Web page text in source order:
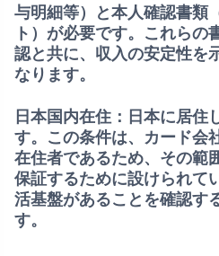
与明細等）と本人確認書類
ト）が必要です。これらの
認と共に、収入の安定性を
なります。
日本国内在住： 日本に居住
す。この条件は、カード会
在住者であるため、その範
保証するために設けられて
活基盤があることを確認す
す。